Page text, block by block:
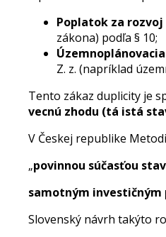
Poplatok za
zákona) podľa § 10;
Z. z. (napríklad
Tento zákaz duplicity je
vecnú zhodu (tá istá
V Českej republike
„povinnou súčasťou
samotným investičným
Slovenský návrh takýto